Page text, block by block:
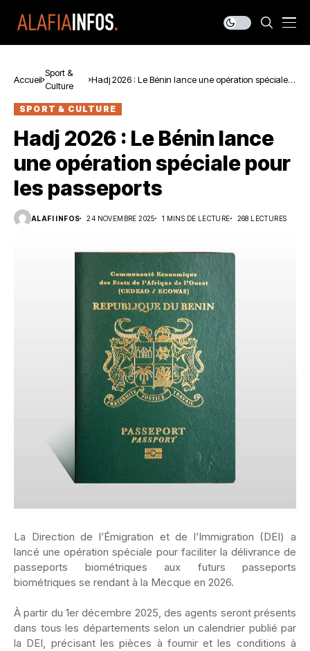
Accueil
Sport &
Culture
Hadj 2026 : Le Bénin lance une opération spéciale
SPORT & CULTURE
Hadj 2026 : Le Bénin lance
une opération spéciale pour
les passeports
ALAFI INFOS 24 NOVEMBRE 2025 1 MINS DE LECTURE 268 LECTURES
La Direction de l’Émigration et de l’Immigration (DEI) a
lancé une opération spéciale pour faciliter la délivrance de
passeports biométriques aux futurs passeports
biométriques se rendant à la Mecque en 2026.
‎À partir du 1er décembre 2025, des agents seront présents
dans tous les départements selon un calendrier publié par
la DEI, précisant les pièces à fournir et les conditions à